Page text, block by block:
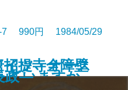
ていますか
提寺全障壁
7 990円 1984/05/29
ツ・オース
政―